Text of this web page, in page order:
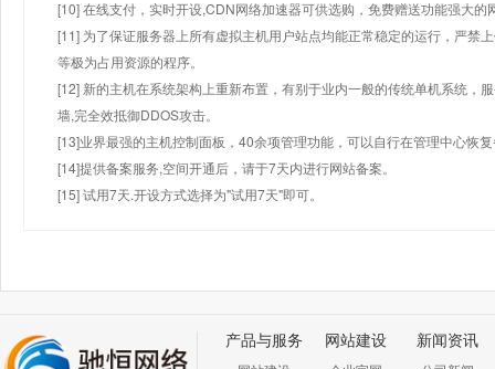
[10] 在线支付，实时开设,CDN网络加速器可供选购，免费赠送功能强大
[11] 为了保证服务器上所有虚拟主机用户站点均能正常稳定的运行，严禁
等极为占用资源的程序。
[12] 新的主机在系统架构上重新布置，有别于业内一般的传统单机系统，
墙,完全效抵御DDOS攻击。
[13]业界最强的主机控制面板，40余项管理功能，可以自行在管理中心恢
[14]提供备案服务,空间开通后，请于7天内进行网站备案。
[15] 试用7天.开设方式选择为"试用7天"即可。
产品与服务 网站建设 新闻资讯